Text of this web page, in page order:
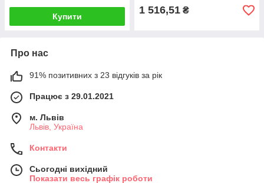
Купити
1 516,51 ₴
Про нас
91% позитивних з 23 відгуків за рік
Працює з 29.01.2021
м. Львів
Львів, Україна
Контакти
Сьогодні вихідний
Показати весь графік роботи